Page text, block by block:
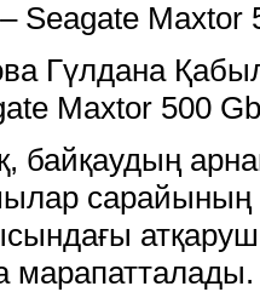
Maxtor
Maxtor 500
марапатталады.